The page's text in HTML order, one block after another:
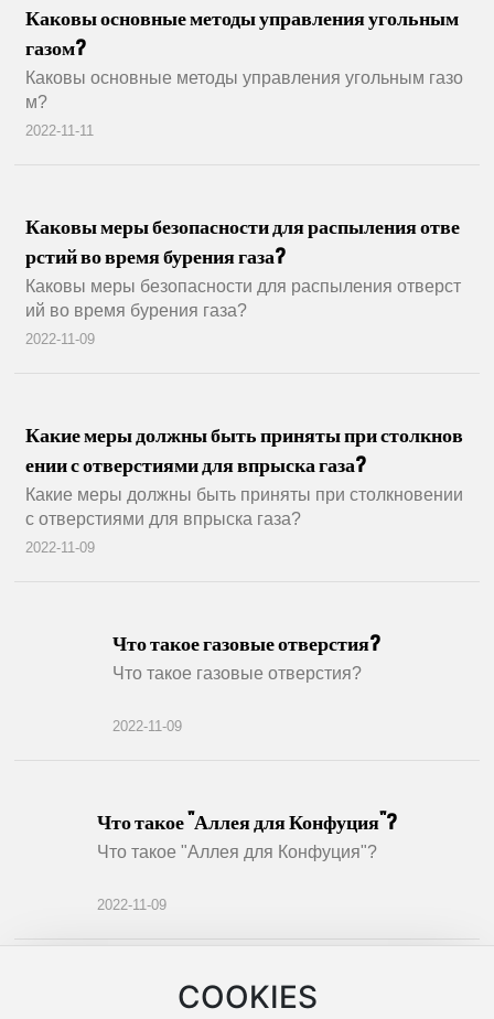
Каковы основные методы управления угольным
газом?
Каковы основные методы управления угольным газо
м?
2022-11-11
Каковы меры безопасности для распыления отве
рстий во время бурения газа?
Каковы меры безопасности для распыления отверст
ий во время бурения газа?
2022-11-09
Какие меры должны быть приняты при столкнов
ении с отверстиями для впрыска газа?
Какие меры должны быть приняты при столкновении
с отверстиями для впрыска газа?
2022-11-09
Что такое газовые отверстия?
Что такое газовые отверстия?
2022-11-09
Что такое "Аллея для Конфуция"?
Что такое "Аллея для Конфуция"?
2022-11-09
2 3 4 ...
COOKIES